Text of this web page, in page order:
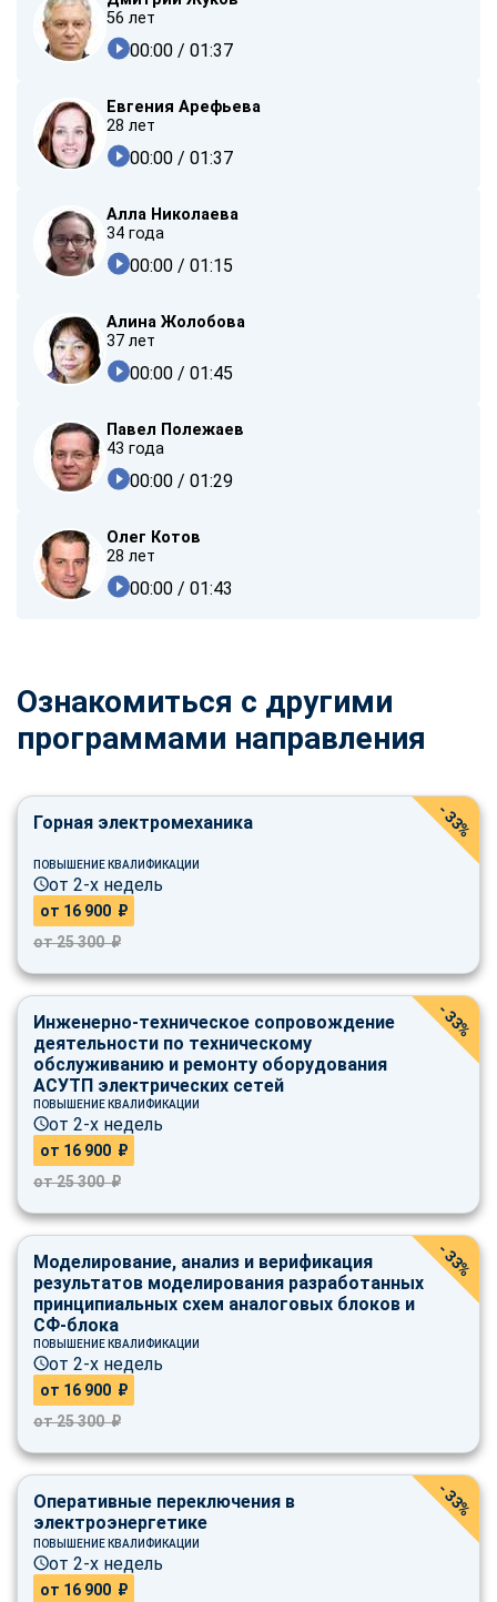
56 лет
00:00 / 01:37
Евгения Арефьева
28 лет
00:00 / 01:37
Алла Николаева
34 года
00:00 / 01:15
Алина Жолобова
37 лет
00:00 / 01:45
Павел Полежаев
43 года
00:00 / 01:29
Олег Котов
28 лет
00:00 / 01:43
Ознакомиться с другими
программами направления
Горная электромеханика
ПОВЫШЕНИЕ КВАЛИФИКАЦИИ
от 2-х недель
от 16 900 ₽
от 25 300 ₽
- 33%
Инженерно-техническое сопровождение
деятельности по техническому
обслуживанию и ремонту оборудования
АСУТП электрических сетей
ПОВЫШЕНИЕ КВАЛИФИКАЦИИ
от 2-х недель
от 16 900 ₽
от 25 300 ₽
- 33%
Моделирование, анализ и верификация
результатов моделирования разработанных
принципиальных схем аналоговых блоков и
СФ-блока
ПОВЫШЕНИЕ КВАЛИФИКАЦИИ
от 2-х недель
от 16 900 ₽
от 25 300 ₽
- 33%
Оперативные переключения в
электроэнергетике
ПОВЫШЕНИЕ КВАЛИФИКАЦИИ
от 2-х недель
от 16 900 ₽
- 33%